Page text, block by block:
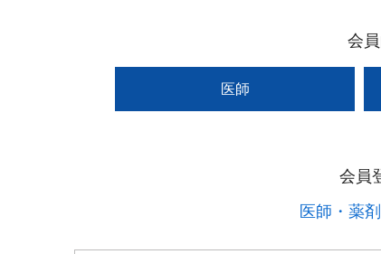
会
医師
会員
医師・薬